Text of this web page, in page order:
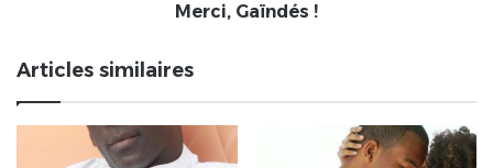
Merci, Gaïndés !
Articles similaires